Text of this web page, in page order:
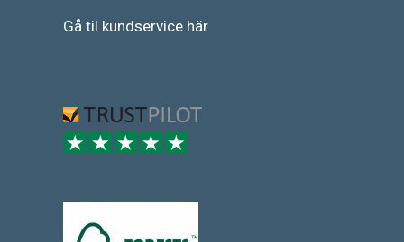
Gå til kundservice här